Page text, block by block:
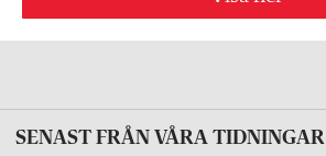
SENAST FRÅN VÅRA TIDNINGAR